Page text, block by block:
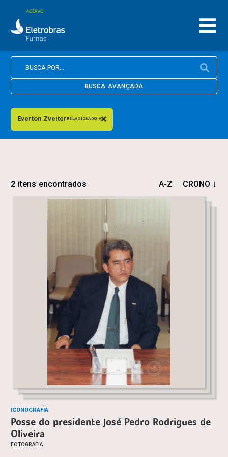
BUSCA AVANÇADA
Everton Zveiter RELACIONADO A
2 itens encontrados A-Z CRONO
ICONOGRAFIA
Posse do presidente José Pedro Rodrigues de
Oliveira
FOTOGRAFIA